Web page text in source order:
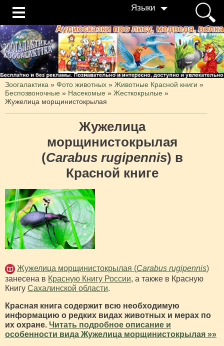
Языки
Зоогалактика » Фото животных » Животные Красной книги »
Беспозвоночные » Насекомые » Жесткокрылые »
Жужелица морщинистокрылая
Жужелица
морщинистокрылая
(Carabus rugipennis) в
Красной книге
Жужелица морщинистокрылая (Carabus rugipennis)
занесена в Красную Книгу России, а также в Красную
Книгу Сахалинской области.
Красная книга содержит всю необходимую
информацию о редких видах животных и мерах по
их охране. Читать подробное описание и
особенности вида Жужелица морщинистокрылая »»